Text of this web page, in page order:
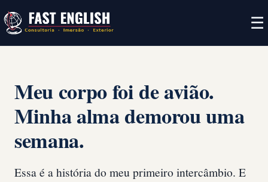
☰
Meu corpo foi de avião.
Minha alma demorou uma
semana.
Essa é a história do meu primeiro intercâmbio. E